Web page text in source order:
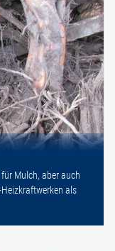
Mulch, aber auch
als